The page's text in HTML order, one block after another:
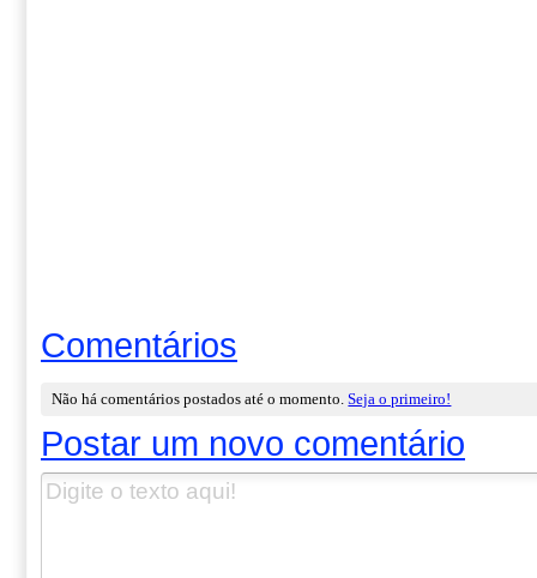
Comentários
Não há comentários postados até o momento.Seja o primeiro!
Postar um novo comentário